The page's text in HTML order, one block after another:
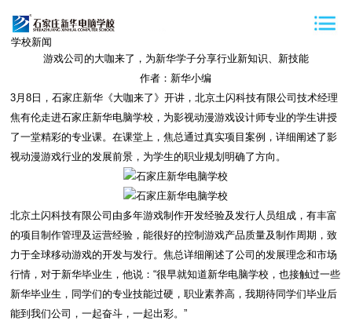
学校新闻
游戏公司的大咖来了，为新华学子分享行业新知识、新技能
作者：新华小编
3月8日，石家庄新华《大咖来了》开讲，北京土闪科技有限公司技术经理
焦有伦走进石家庄新华电脑学校，为影视动漫游戏设计师专业的学生讲授
了一堂精彩的专业课。在课堂上，焦总通过真实项目案例，详细阐述了影
视动漫游戏行业的发展前景，为学生的职业规划明确了方向。
北京土闪科技有限公司由多年游戏制作开发经验及发行人员组成，有丰富
的项目制作管理及运营经验，能很好的控制游戏产品质量及制作周期，致
力于全球移动游戏的开发与发行。焦总详细阐述了公司的发展理念和市场
行情，对于新华毕业生，他说：“很早就知道新华电脑学校，也接触过一些
新华毕业生，同学们的专业技能过硬，职业素养高，我期待同学们毕业后
能到我们公司，一起奋斗，一起出彩。”